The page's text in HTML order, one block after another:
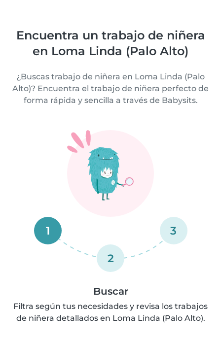
Encuentra un trabajo de niñera
en Loma Linda (Palo Alto)
¿Buscas trabajo de niñera en Loma Linda (Palo
Alto)? Encuentra el trabajo de niñera perfecto de
forma rápida y sencilla a través de Babysits.
1
2
3
Buscar
Filtra según tus necesidades y revisa los trabajos
de niñera detallados en Loma Linda (Palo Alto).